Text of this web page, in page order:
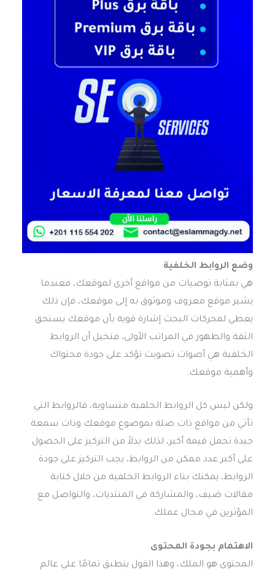
وضع الروابط الخلفية
هي بمثابة توصيات من مواقع أخرى لموقعك، فعندما
يشير موقع معروف وموثوق به إلى موقعك، فإن ذلك
يعطي لمحركات البحث إشارة قوية بأن موقعك يستحق
الثقة والظهور في المراتب الأولى، فتخيل أن الروابط
الخلفية هي أصوات تصويت تؤكد على جودة محتواك
وأهمية موقعك.
ولكن ليس كل الروابط الخلفية متساوية، فالروابط التي
تأتي من مواقع ذات صلة بموضوع موقعك وذات سمعة
جيدة تحمل قيمة أكبر، لذلك بدلاً من التركيز على الحصول
على أكبر عدد ممكن من الروابط، يجب التركيز على جودة
الروابط، يمكنك بناء الروابط الخلفية من خلال كتابة
مقالات ضيف، والمشاركة في المنتديات، والتواصل مع
المؤثرين في مجال عملك.
الاهتمام بجودة المحتوى
المحتوى هو الملك، وهذا القول ينطبق تمامًا على عالم